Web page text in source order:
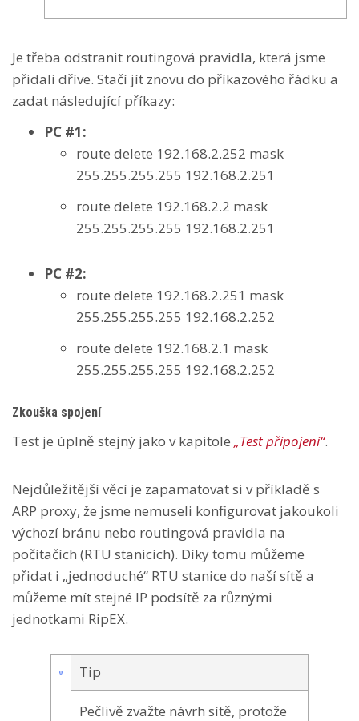
Je třeba odstranit routingová pravidla, která jsme
přidali dříve. Stačí jít znovu do příkazového řádku a
zadat následující příkazy:
PC #1:
route delete 192.168.2.252 mask
255.255.255.255 192.168.2.251
route delete 192.168.2.2 mask
255.255.255.255 192.168.2.251
PC #2:
route delete 192.168.2.251 mask
255.255.255.255 192.168.2.252
route delete 192.168.2.1 mask
255.255.255.255 192.168.2.252
Zkouška spojení
Test je úplně stejný jako v kapitole „Test připojení“.
Nejdůležitější věcí je zapamatovat si v příkladě s
ARP proxy, že jsme nemuseli konfigurovat jakoukoli
výchozí bránu nebo routingová pravidla na
počítačích (RTU stanicích). Díky tomu můžeme
přidat i „jednoduché“ RTU stanice do naší sítě a
můžeme mít stejné IP podsítě za různými
jednotkami RipEX.
Tip
Pečlivě zvažte návrh sítě, protože